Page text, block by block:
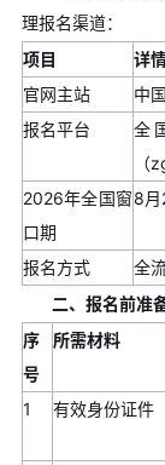
理报名渠道：
项目
详
官网主站
中
报名平台
全
（
2026年全国窗
口期
8月
报名方式
全
二、报名前准
序
号
所需材料
1 有效身份证件